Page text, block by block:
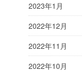
2023年1月
2022年12月
2022年11月
2022年10月